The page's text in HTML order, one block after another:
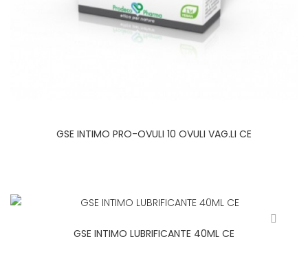
GSE INTIMO PRO-OVULI 10 OVULI VAG.LI CE
GSE INTIMO LUBRIFICANTE 40ML CE